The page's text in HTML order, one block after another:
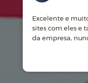
Excelente e
sites com eles e
da empresa,